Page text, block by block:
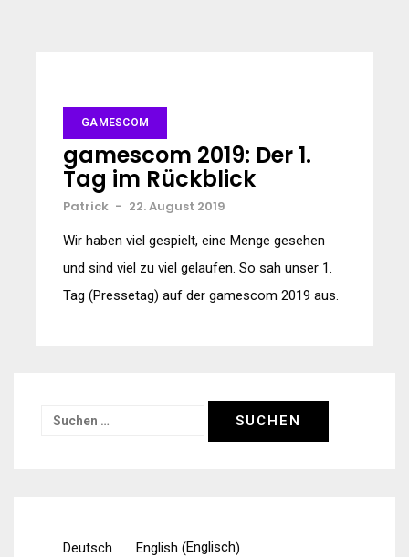
GAMESCOM
gamescom 2019: Der 1.
Tag im Rückblick
Patrick - 22. August 2019
Wir haben viel gespielt, eine Menge gesehen
und sind viel zu viel gelaufen. So sah unser 1.
Tag (Pressetag) auf der gamescom 2019 aus.
Suchen
Deutsch English (Englisch)